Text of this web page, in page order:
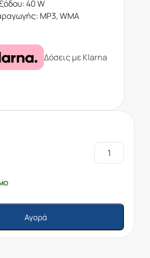
40 W
MP3, WMA
Δόσεις με Klarna
Αγορά